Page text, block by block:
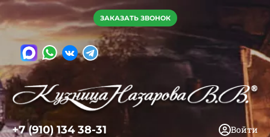
ЗАКАЗАТЬ ЗВОНОК
+7 (910) 134 38-31 Войти